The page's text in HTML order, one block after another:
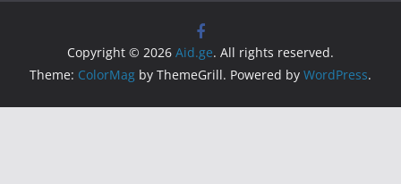
Copyright © 2026 Aid.ge. All rights reserved.
Theme: ColorMag by ThemeGrill. Powered by WordPress.